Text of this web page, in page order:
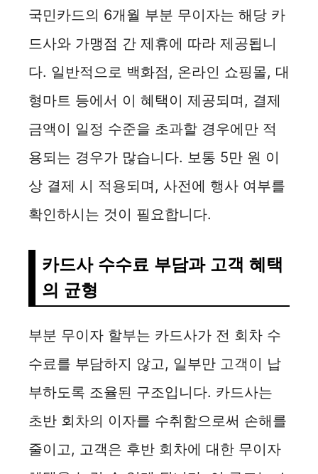
국민카드의 6개월 부분 무이자는 해당 카
드사와 가맹점 간 제휴에 따라 제공됩니
다. 일반적으로 백화점, 온라인 쇼핑몰, 대
형마트 등에서 이 혜택이 제공되며, 결제
금액이 일정 수준을 초과할 경우에만 적
용되는 경우가 많습니다. 보통 5만 원 이
상 결제 시 적용되며, 사전에 행사 여부를
확인하시는 것이 필요합니다.
카드사 수수료 부담과 고객 혜택
의 균형
부분 무이자 할부는 카드사가 전 회차 수
수료를 부담하지 않고, 일부만 고객이 납
부하도록 조율된 구조입니다. 카드사는
초반 회차의 이자를 수취함으로써 손해를
줄이고, 고객은 후반 회차에 대한 무이자